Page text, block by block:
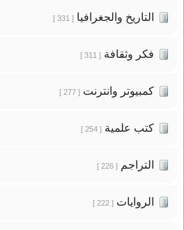
التاريخ والجغرافيا[ 331 ]
فكر وثقافة[ 311 ]
كمبيوتر وانترنت[ 277 ]
كتب علمية[ 254 ]
التراجم[ 226 ]
الروايات[ 222 ]